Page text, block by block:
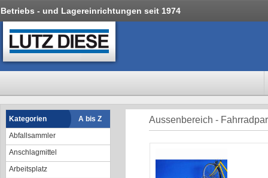
Betriebs - und Lagereinrichtungen seit 1974
Kategorien
A bis Z
Abfallsammler
Anschlagmittel
Arbeitsplatz
Aussenbereich -